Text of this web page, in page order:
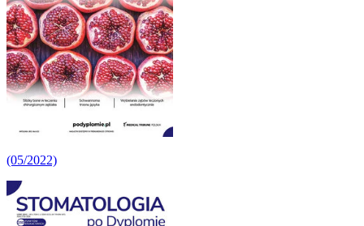
(05/2022)